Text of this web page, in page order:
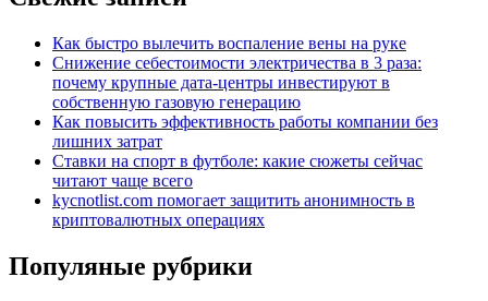
Как быстро вылечить воспаление вены на руке
Снижение себестоимости электричества в 3 раза:
почему крупные дата-центры инвестируют в
собственную газовую генерацию
Как повысить эффективность работы компании без
лишних затрат
Ставки на спорт в футболе: какие сюжеты сейчас
читают чаще всего
kycnotlist.com помогает защитить анонимность в
криптовалютных операциях
Популяные рубрики